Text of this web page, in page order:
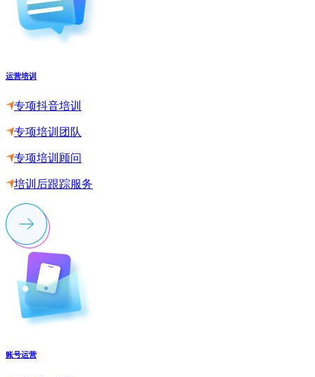
运营培训
专项抖音培训
专项培训团队
专项培训顾问
培训后跟踪服务
账号运营